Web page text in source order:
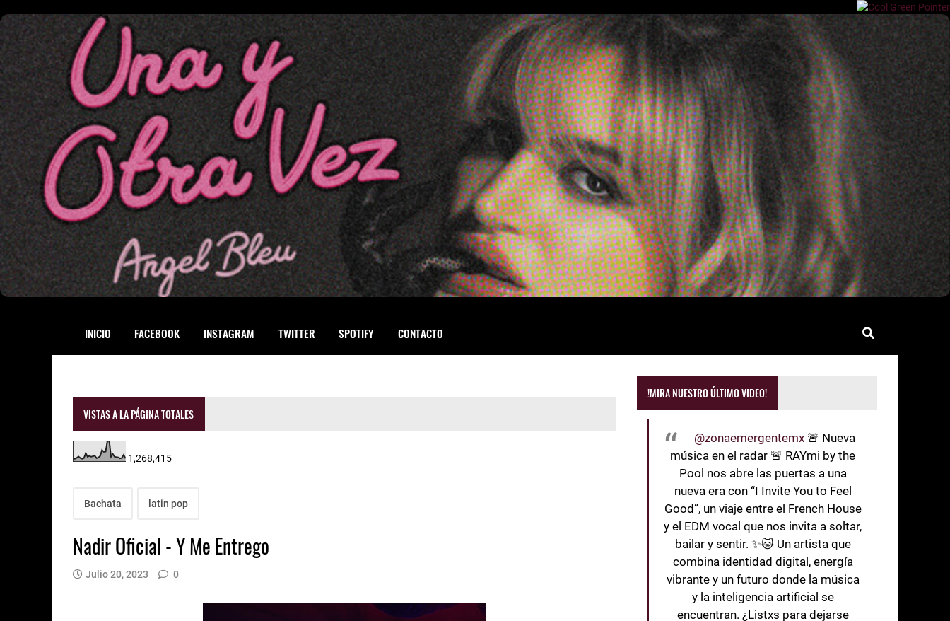
INICIO FACEBOOK INSTAGRAM TWITTER SPOTIFY CONTACTO
VISTAS A LA PÁGINA TOTALES
1,268,415
Bachata latin pop
Nadir Oficial - Y Me Entrego
Julio 20, 2023 0
!MIRA NUESTRO ÚLTIMO VIDEO!
@zonaemergentemx 🚨 Nueva
música en el radar 🚨 RAYmi by the
Pool nos abre las puertas a una
nueva era con “I Invite You to Feel
Good”, un viaje entre el French House
y el EDM vocal que nos invita a soltar,
bailar y sentir. ✨🐱 Un artista que
combina identidad digital, energía
vibrante y un futuro donde la música
y la inteligencia artificial se
encuentran. ¿Listxs para dejarse